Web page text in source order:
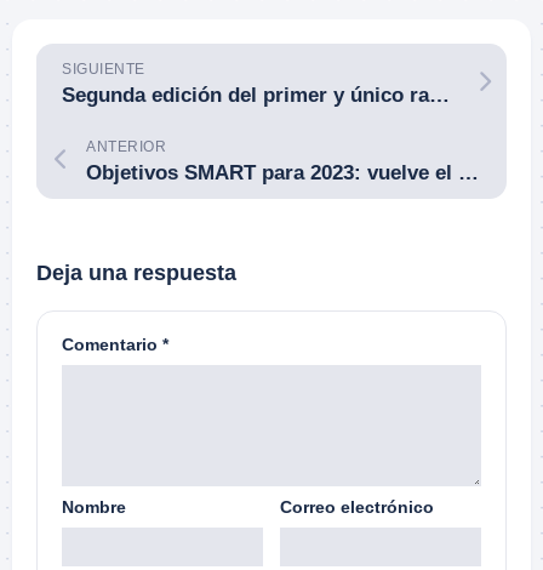
SIGUIENTE
Segunda edición del primer y único ranking de «vendehúmos tácticos» de España. Funcionamiento y propuesta de candidatos.
ANTERIOR
Objetivos SMART para 2023: vuelve el desafío 3.650, además de otros objetivos.
Deja una respuesta
Comentario *
Nombre Correo electrónico